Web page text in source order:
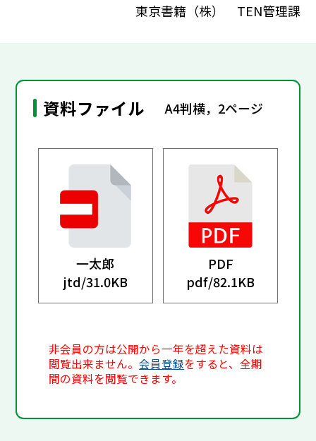
東京書籍（株） TEN管理課
資料ファイル A4判横，2ページ
一太郎
jtd/31.0KB
PDF
pdf/82.1KB
非会員の方は公開から一年を超えた資料は
閲覧出来ません。会員登録をすると、全期
間の資料を閲覧できます。